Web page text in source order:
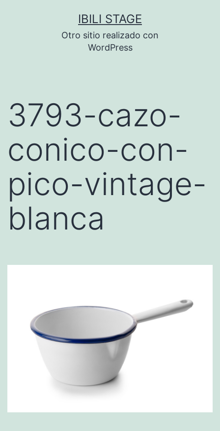
IBILI STAGE
Otro sitio realizado con
WordPress
3793-cazo-
conico-con-
pico-vintage-
blanca